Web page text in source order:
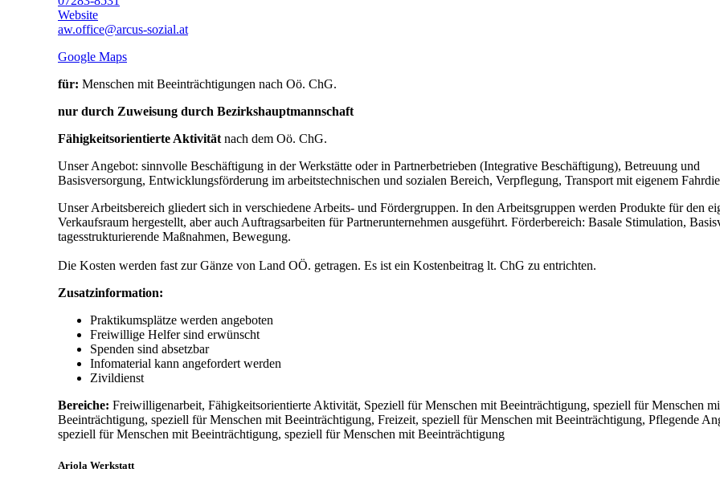
Website
aw.office@arcus-sozial.at
Google Maps
für: Menschen mit Beeinträchtigungen nach Oö. ChG.
nur durch Zuweisung durch Bezirkshauptmannschaft
Fähigkeitsorientierte Aktivität nach dem Oö. ChG.
Unser Angebot: sinnvolle Beschäftigung in der Werkstätte oder in Partnerbetrieben (Integrative Beschäftigung), Betreuung und
Basisversorgung, Entwicklungsförderung im arbeitstechnischen und sozialen Bereich, Verpflegung, Transport mit eigenem
Unser Arbeitsbereich gliedert sich in verschiedene Arbeits- und Fördergruppen. In den Arbeitsgruppen werden Produkte für den
Verkaufsraum hergestellt, aber auch Auftragsarbeiten für Partnerunternehmen ausgeführt. Förderbereich: Basale Stimulation,
tagesstrukturierende Maßnahmen, Bewegung.
Die Kosten werden fast zur Gänze von Land OÖ. getragen. Es ist ein Kostenbeitrag lt. ChG zu entrichten.
Zusatzinformation:
Praktikumsplätze werden angeboten
Freiwillige Helfer sind erwünscht
Spenden sind absetzbar
Infomaterial kann angefordert werden
Zivildienst
Bereiche: Freiwilligenarbeit, Fähigkeitsorientierte Aktivität, Speziell für Menschen mit Beeinträchtigung, speziell für Menschen
Beeinträchtigung, speziell für Menschen mit Beeinträchtigung, Freizeit, speziell für Menschen mit Beeinträchtigung, Pflegende
speziell für Menschen mit Beeinträchtigung, speziell für Menschen mit Beeinträchtigung
Ariola Werkstatt